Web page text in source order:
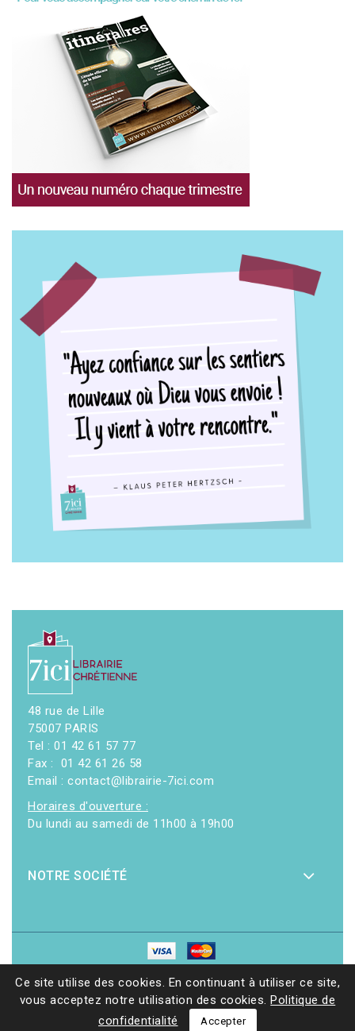
48 rue de Lille
75007 PARIS
Tel : 01 42 61 57 77
Fax : 01 42 61 26 58
Email : contact@librairie-7ici.com
Horaires d'ouverture :
Du lundi au samedi de 11h00 à 19h00
NOTRE SOCIÉTÉ
Ce site utilise des cookies. En continuant à utiliser ce site,
vous acceptez notre utilisation des cookies. Politique de
confidentialité
Accepter
© 2026 - Librairie 7ici| Site web réalisé par Ethicweb